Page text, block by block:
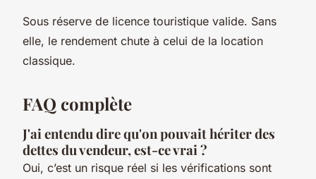
Sous réserve de licence touristique valide. Sans
elle, le rendement chute à celui de la location
classique.
FAQ complète
J'ai entendu dire qu'on pouvait hériter des
dettes du vendeur, est-ce vrai ?
Oui, c’est un risque réel si les vérifications sont